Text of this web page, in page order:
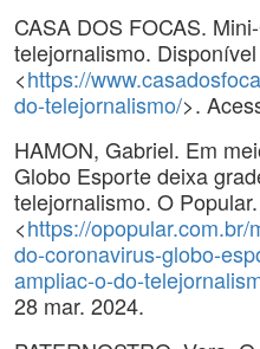
CASA DOS FOCAS.
telejornalismo.
<https://
do-telejornalismo/>.
HAMON, Gabriel. Em
Globo Esporte deixa
telejornalismo. O
<https://
do-coronavirus-globo-
ampliac-o-do-
28 mar. 2024.